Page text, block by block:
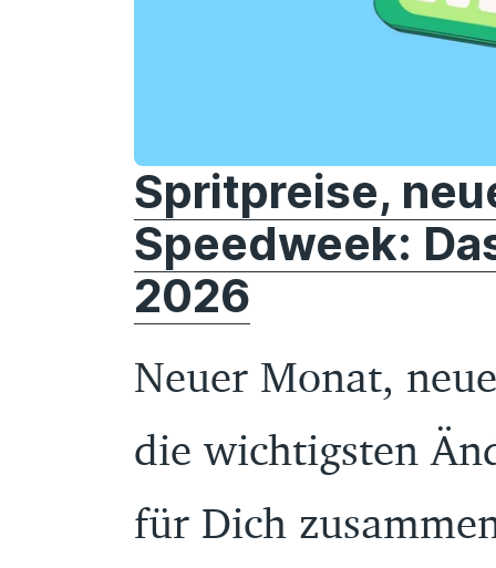
Spritpreise,
Speedweek:
2026
Neuer Monat,
die wichtigsten
für Dich